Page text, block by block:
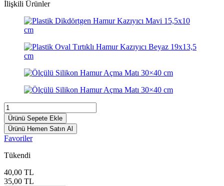
İlişkili Ürünler
Ürünü Sepete Ekle
Ürünü Hemen Satın Al
Favoriler
Tükendi
40,00 TL
35,00 TL